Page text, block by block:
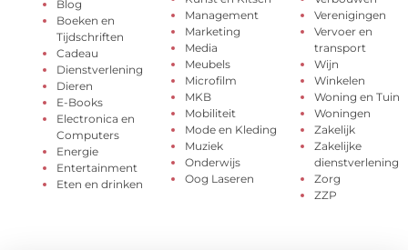
Blog
Boeken en
Tijdschriften
Cadeau
Dienstverlening
Dieren
E-Books
Electronica en
Computers
Energie
Entertainment
Eten en drinken
Management
Marketing
Media
Meubels
Microfilm
MKB
Mobiliteit
Mode en Kleding
Muziek
Onderwijs
Oog Laseren
Verenigingen
Vervoer en
transport
Wijn
Winkelen
Woning en Tuin
Woningen
Zakelijk
Zakelijke
dienstverlening
Zorg
ZZP